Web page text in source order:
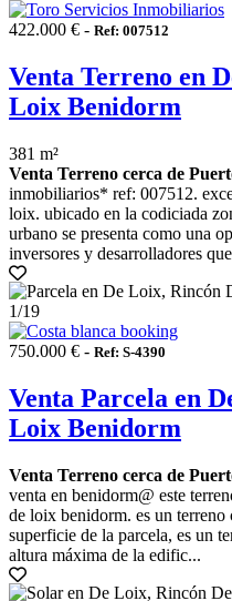
422.000 € - Ref: 007512
Venta Terreno en
Loix Benidorm
381 m²
Venta Terreno cerca de
inmobiliarios* ref: 007512.
loix. ubicado en la codiciada
urbano se presenta como una
inversores y desarrolladores
1/19
750.000 € - Ref: S-4390
Venta Parcela en
Loix Benidorm
Venta Terreno cerca de
venta en benidorm@ este
de loix benidorm. es un
superficie de la parcela, es un
altura máxima de la edific...